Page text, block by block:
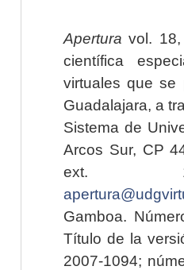
Apertura vol.
científica
virtuales que se
Guadalajara, a
Sistema de
Arcos Sur, CP
ext.
Gamboa.
Título de la
2007-1094;